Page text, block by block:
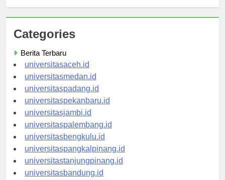
Categories
Berita Terbaru
universitasaceh.id
universitasmedan.id
universitaspadang.id
universitaspekanbaru.id
universitasjambi.id
universitaspalembang.id
universitasbengkulu.id
universitaspangkalpinang.id
universitastanjungpinang.id
universitasbandung.id